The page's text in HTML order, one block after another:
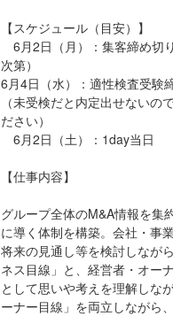
【スケジュール（目安）】
6月2日（月）：集客締め切
次第）
6月4日（水）：適性検査受験
（未受検だと内定出せないの
ださい）
6月2日（土）：1day当日
【仕事内容】
グループ全体のM&A情報を集
に導く体制を構築。会社・事
将来の見通し等を検討しなが
ネス目線」と、経営者・オー
として思いや考えを理解しな
ーナー目線」を両立しながら